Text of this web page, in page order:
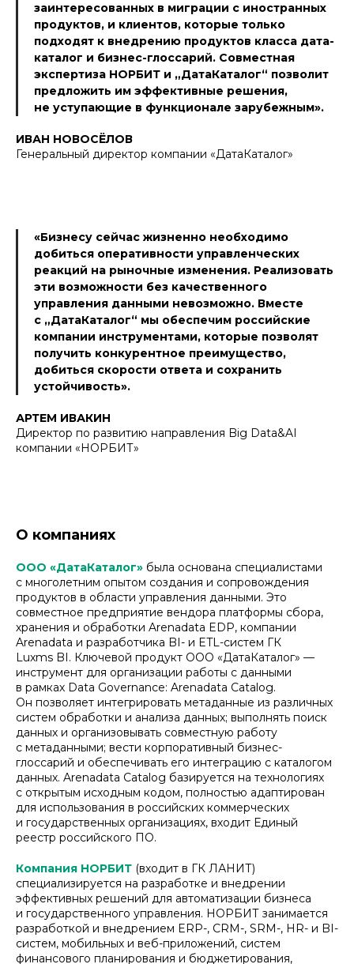
заинтересованных в миграции с иностранных
продуктов, и клиентов, которые только
подходят к внедрению продуктов класса дата-
каталог и бизнес-глоссарий. Совместная
экспертиза НОРБИТ и „ДатаКаталог“ позволит
предложить им эффективные решения,
не уступающие в функционале зарубежным».
ИВАН НОВОСЁЛОВ
Генеральный директор компании «ДатаКаталог»
«Бизнесу сейчас жизненно необходимо
добиться оперативности управленческих
реакций на рыночные изменения. Реализовать
эти возможности без качественного
управления данными невозможно. Вместе
с „ДатаКаталог“ мы обеспечим российские
компании инструментами, которые позволят
получить конкурентное преимущество,
добиться скорости ответа и сохранить
устойчивость».
АРТЕМ ИВАКИН
Директор по развитию направления Big Data&AI
компании «НОРБИТ»
О компаниях
ООО «ДатаКаталог» была основана специалистами
с многолетним опытом создания и сопровождения
продуктов в области управления данными. Это
совместное предприятие вендора платформы сбора,
хранения и обработки Arenadata EDP, компании
Arenadata и разработчика BI- и ETL-систем ГК
Luxms BI. Ключевой продукт ООО «ДатаКаталог» —
инструмент для организации работы с данными
в рамках Data Governance: Arenadata Catalog.
Он позволяет интегрировать метаданные из различных
систем обработки и анализа данных; выполнять поиск
данных и организовывать совместную работу
с метаданными; вести корпоративный бизнес-
глоссарий и обеспечивать его интеграцию с каталогом
данных. Arenadata Catalog базируется на технологиях
с открытым исходным кодом, полностью адаптирован
для использования в российских коммерческих
и государственных организациях, входит Единый
реестр российского ПО.
Компания НОРБИТ (входит в ГК ЛАНИТ)
специализируется на разработке и внедрении
эффективных решений для автоматизации бизнеса
и государственного управления. НОРБИТ занимается
разработкой и внедрением ERP-, CRM-, SRM-, HR- и BI-
систем, мобильных и веб-приложений, систем
финансового планирования и бюджетирования,